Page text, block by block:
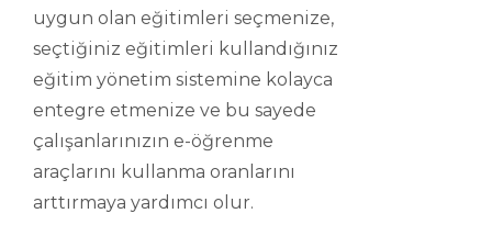
uygun olan eğitimleri seçmenize,
seçtiğiniz eğitimleri kullandığınız
eğitim yönetim sistemine kolayca
entegre etmenize ve bu sayede
çalışanlarınızın e-öğrenme
araçlarını kullanma oranlarını
arttırmaya yardımcı olur.